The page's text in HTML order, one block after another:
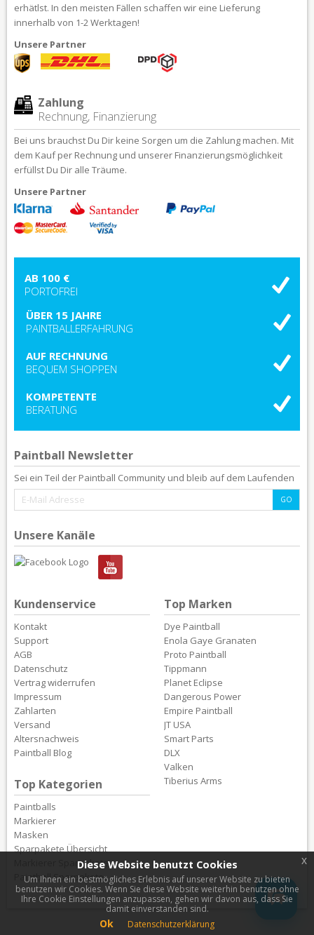
erhätlst. In den meisten Fällen schaffen wir eine Lieferung
innerhalb von 1-2 Werktagen!
Unsere Partner
Zahlung
Rechnung, Finanzierung
Bei uns brauchst Du Dir keine Sorgen um die Zahlung machen. Mit
dem Kauf per Rechnung und unserer Finanzierungsmöglichkeit
erfüllst Du Dir alle Träume.
Unsere Partner
AB 100 €
PORTOFREI
ÜBER 15 JAHRE
PAINTBALLERFAHRUNG
AUF RECHNUNG
BEQUEM SHOPPEN
KOMPETENTE
BERATUNG
Paintball Newsletter
Sei ein Teil der Paintball Community und bleib auf dem Laufenden
Unsere Kanäle
Kundenservice
Kontakt
Support
AGB
Datenschutz
Vertrag widerrufen
Impressum
Zahlarten
Versand
Altersnachweis
Paintball Blog
Top Kategorien
Paintballs
Markierer
Masken
Sparpakete Übersicht
Markierer Sparpakete
Paintball Sparpakete
Top Marken
Dye Paintball
Enola Gaye Granaten
Proto Paintball
Tippmann
Planet Eclipse
Dangerous Power
Empire Paintball
JT USA
Smart Parts
DLX
Valken
Tiberius Arms
Diese Website benutzt Cookies
Um Ihnen ein bestmögliches Erlebnis auf unserer Website zu bieten
benutzen wir Cookies. Wenn Sie diese Website weiterhin benutzen ohne
Ihre Cookie Einstellungen anzupassen, gehen wir davon aus, dass Sie
damit einverstanden sind.
Ok Datenschutzerklärung
x